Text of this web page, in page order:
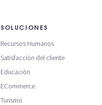
SOLUCIONES
Recursos Humanos
Satisfacción del cliente
Educación
ECommerce
Turismo